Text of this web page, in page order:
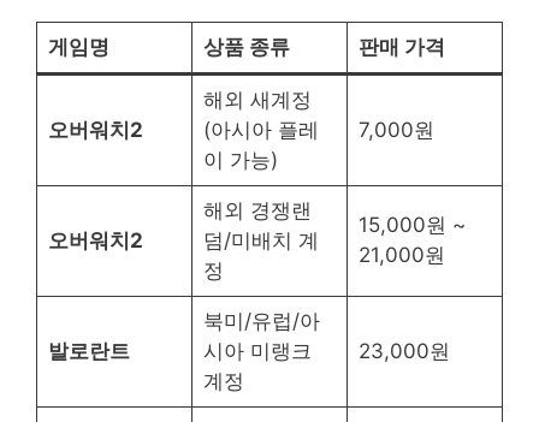
게임명 상품 종류 판매 가격
오버워치2
해외 새계정
(아시아 플레
이 가능)
7,000원
오버워치2
해외 경쟁랜
덤/미배치 계
정
15,000원 ~
21,000원
발로란트
북미/유럽/아
시아 미랭크
계정
23,000원